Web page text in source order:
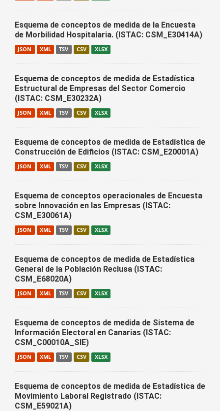
Esquema de conceptos de medida de la Encuesta
de Morbilidad Hospitalaria. (ISTAC: CSM_E30414A)
JSON XML TSV CSV XLSX
Esquema de conceptos de medida de Estadística
Estructural de Empresas del Sector Comercio
(ISTAC: CSM_E30232A)
JSON XML TSV CSV XLSX
Esquema de conceptos de medida de Estadística de
Construcción de Edificios (ISTAC: CSM_E20001A)
JSON XML TSV CSV XLSX
Esquema de conceptos operacionales de Encuesta
sobre Innovación en las Empresas (ISTAC:
CSM_E30061A)
JSON XML TSV CSV XLSX
Esquema de conceptos de medida de Estadística
General de la Población Reclusa (ISTAC:
CSM_E68020A)
JSON XML TSV CSV XLSX
Esquema de conceptos de medida de Sistema de
Información Electoral en Canarias (ISTAC:
CSM_C00010A_SIE)
JSON XML TSV CSV XLSX
Esquema de conceptos de medida de Estadística de
Movimiento Laboral Registrado (ISTAC:
CSM_E59021A)